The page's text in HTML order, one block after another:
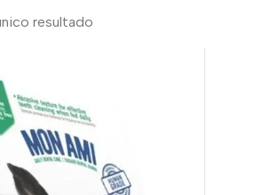
resultado